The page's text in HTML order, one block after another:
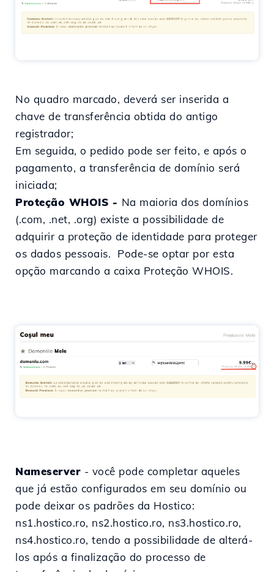
No quadro marcado, deverá ser inserida a
chave de transferência obtida do antigo
registrador;
Em seguida, o pedido pode ser feito, e após o
pagamento, a transferência de domínio será
iniciada;
Proteção WHOIS - Na maioria dos domínios
(.com, .net, .org) existe a possibilidade de
adquirir a proteção de identidade para proteger
os dados pessoais. Pode-se optar por esta
opção marcando a caixa Proteção WHOIS.
Nameserver - você pode completar aqueles
que já estão configurados em seu domínio ou
pode deixar os padrões da Hostico:
ns1.hostico.ro, ns2.hostico.ro, ns3.hostico.ro,
ns4.hostico.ro, tendo a possibilidade de alterá-
los após a finalização do processo de